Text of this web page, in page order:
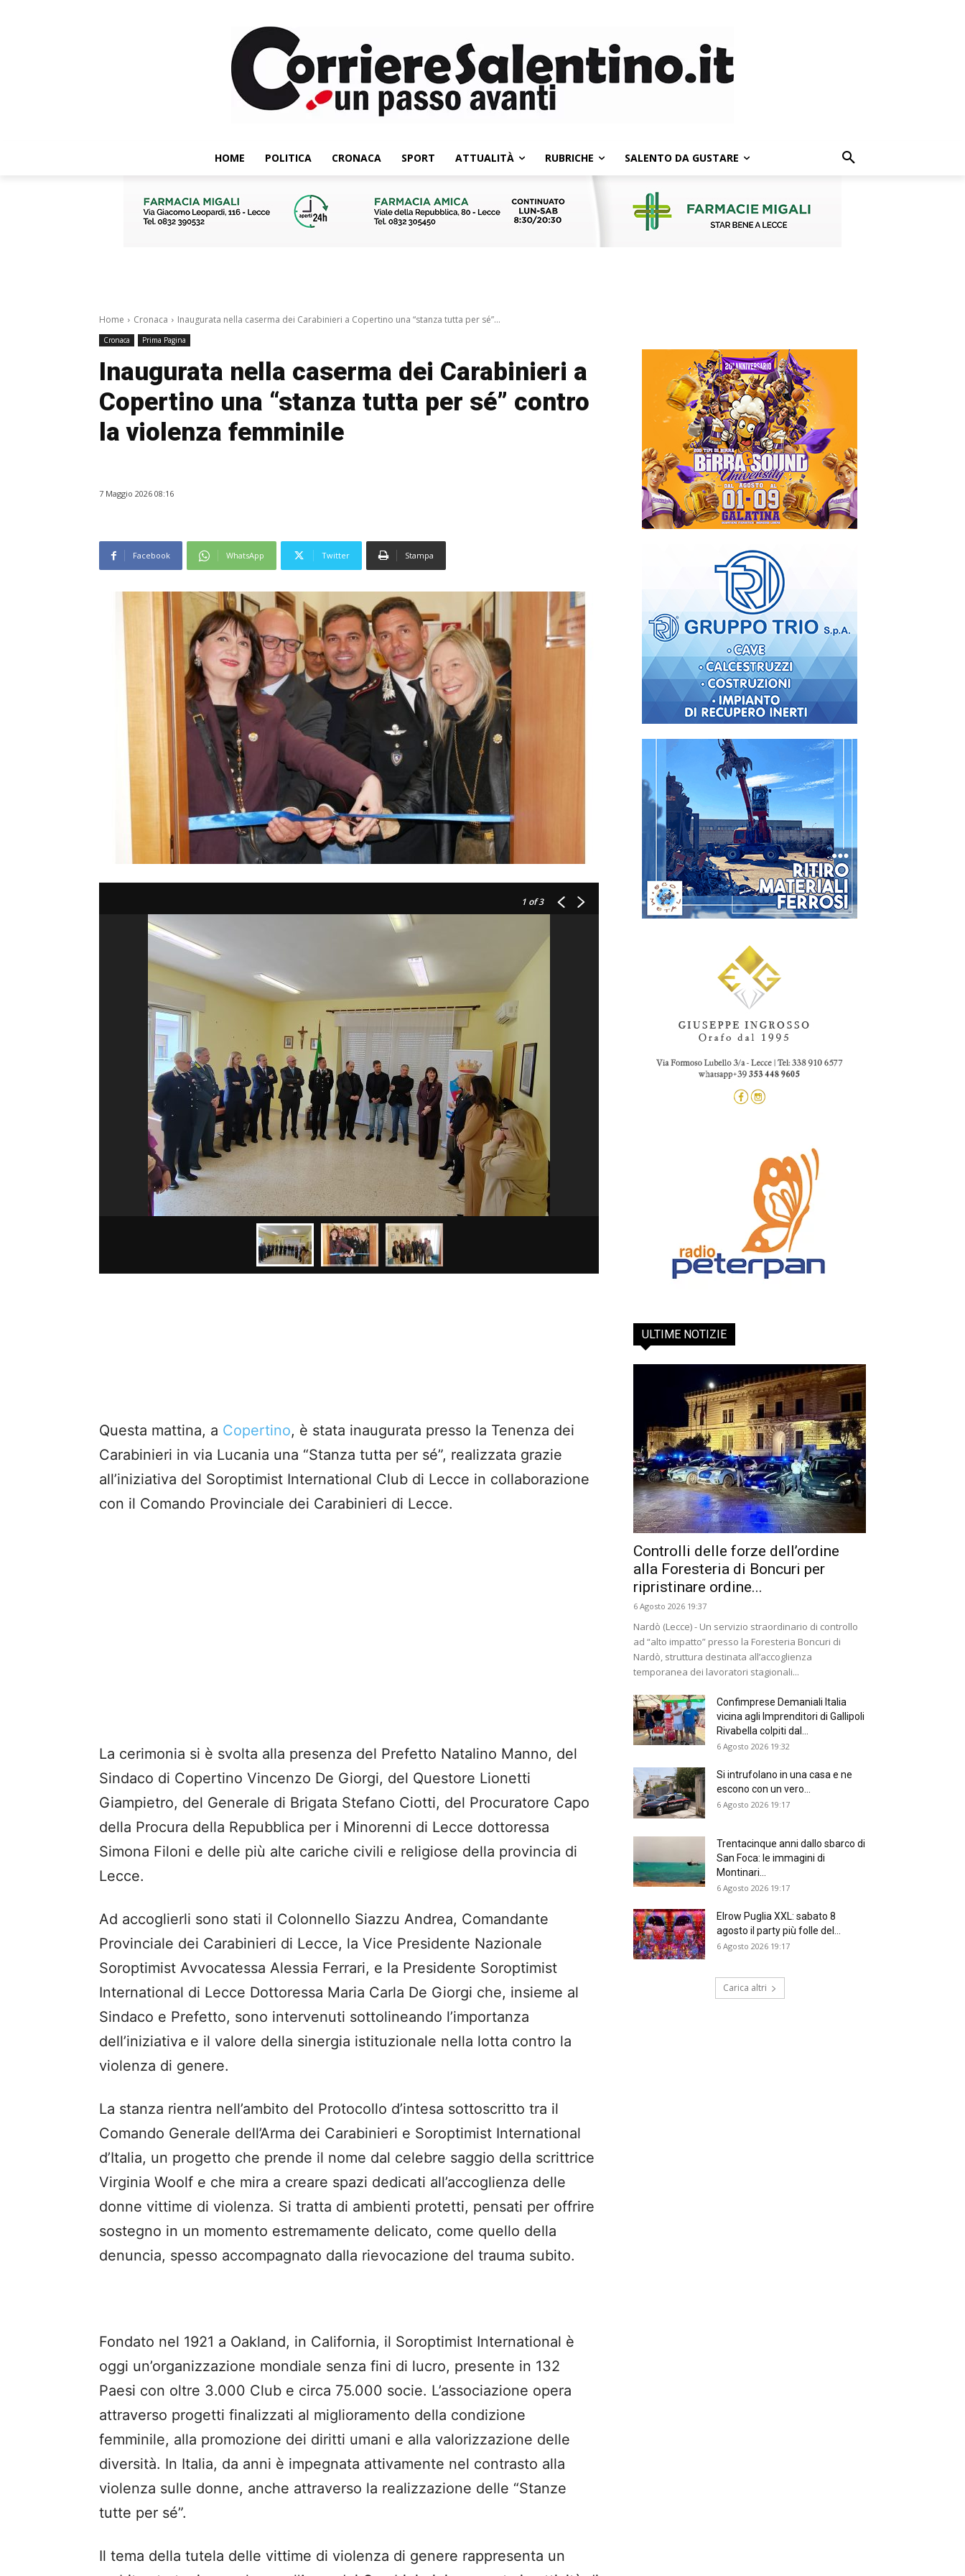
HOME POLITICA CRONACA SPORT ATTUALITÀ RUBRICHE SALENTO DA GUSTARE
Home Cronaca Inaugurata nella caserma dei Carabinieri a Copertino una “stanza tutta per sé”...
Cronaca Prima Pagina
Inaugurata nella caserma dei Carabinieri a
Copertino una “stanza tutta per sé” contro
la violenza femminile
7 Maggio 2026 08:16
Facebook WhatsApp Twitter Stampa
1 of 3
Questa mattina, a Copertino, è stata inaugurata presso la Tenenza dei
Carabinieri in via Lucania una “Stanza tutta per sé”, realizzata grazie
all’iniziativa del Soroptimist International Club di Lecce in collaborazione
con il Comando Provinciale dei Carabinieri di Lecce.
La cerimonia si è svolta alla presenza del Prefetto Natalino Manno, del
Sindaco di Copertino Vincenzo De Giorgi, del Questore Lionetti
Giampietro, del Generale di Brigata Stefano Ciotti, del Procuratore Capo
della Procura della Repubblica per i Minorenni di Lecce dottoressa
Simona Filoni e delle più alte cariche civili e religiose della provincia di
Lecce.
Ad accoglierli sono stati il Colonnello Siazzu Andrea, Comandante
Provinciale dei Carabinieri di Lecce, la Vice Presidente Nazionale
Soroptimist Avvocatessa Alessia Ferrari, e la Presidente Soroptimist
International di Lecce Dottoressa Maria Carla De Giorgi che, insieme al
Sindaco e Prefetto, sono intervenuti sottolineando l’importanza
dell’iniziativa e il valore della sinergia istituzionale nella lotta contro la
violenza di genere.
La stanza rientra nell’ambito del Protocollo d’intesa sottoscritto tra il
Comando Generale dell’Arma dei Carabinieri e Soroptimist International
d’Italia, un progetto che prende il nome dal celebre saggio della scrittrice
Virginia Woolf e che mira a creare spazi dedicati all’accoglienza delle
donne vittime di violenza. Si tratta di ambienti protetti, pensati per offrire
sostegno in un momento estremamente delicato, come quello della
denuncia, spesso accompagnato dalla rievocazione del trauma subito.
Fondato nel 1921 a Oakland, in California, il Soroptimist International è
oggi un’organizzazione mondiale senza fini di lucro, presente in 132
Paesi con oltre 3.000 Club e circa 75.000 socie. L’associazione opera
attraverso progetti finalizzati al miglioramento della condizione
femminile, alla promozione dei diritti umani e alla valorizzazione delle
diversità. In Italia, da anni è impegnata attivamente nel contrasto alla
violenza sulle donne, anche attraverso la realizzazione delle “Stanze
tutte per sé”.
Il tema della tutela delle vittime di violenza di genere rappresenta un
ULTIME NOTIZIE
Controlli delle forze dell’ordine
alla Foresteria di Boncuri per
ripristinare ordine...
6 Agosto 2026 19:37
Nardò (Lecce) - Un servizio straordinario di controllo
ad “alto impatto” presso la Foresteria Boncuri di
Nardò, struttura destinata all’accoglienza
temporanea dei lavoratori stagionali...
Confimprese Demaniali Italia
vicina agli Imprenditori di Gallipoli
Rivabella colpiti dal...
6 Agosto 2026 19:32
Si intrufolano in una casa e ne
escono con un vero...
6 Agosto 2026 19:17
Trentacinque anni dallo sbarco di
San Foca: le immagini di
Montinari...
6 Agosto 2026 19:17
Elrow Puglia XXL: sabato 8
agosto il party più folle del...
6 Agosto 2026 19:17
Carica altri